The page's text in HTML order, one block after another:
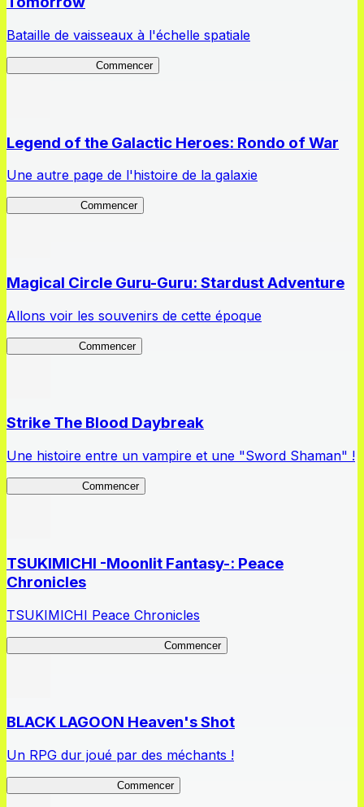
Bataille de vaisseaux à l'échelle spatiale
Commencer
Legend of the Galactic Heroes: Rondo of War
Une autre page de l'histoire de la galaxie
Commencer
Magical Circle Guru-Guru: Stardust Adventure
Allons voir les souvenirs de cette époque
Commencer
Strike The Blood Daybreak
Une histoire entre un vampire et une "Sword Shaman" !
Commencer
TSUKIMICHI -Moonlit Fantasy-: Peace
Chronicles
TSUKIMICHI Peace Chronicles
Commencer
BLACK LAGOON Heaven's Shot
Un RPG dur joué par des méchants !
Commencer